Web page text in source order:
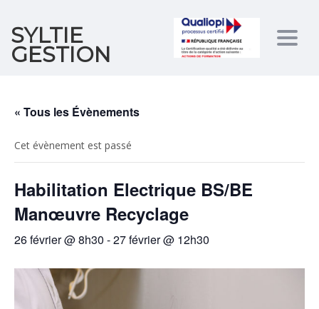
SYLTIE
GESTION
« Tous les Évènements
Cet évènement est passé
Habilitation Electrique BS/BE
Manœuvre Recyclage
26 février @ 8h30 -27 février @ 12h30